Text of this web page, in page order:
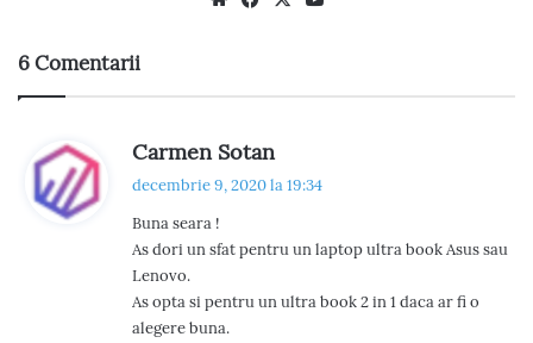
6 Comentarii
Carmen Sotan
e
decembrie 9, 2020 la 19:34
Buna seara !
As dori un sfat pentru un laptop ultra book Asus sau
Lenovo.
As opta si pentru un ultra book 2 in 1 daca ar fi o
alegere buna.